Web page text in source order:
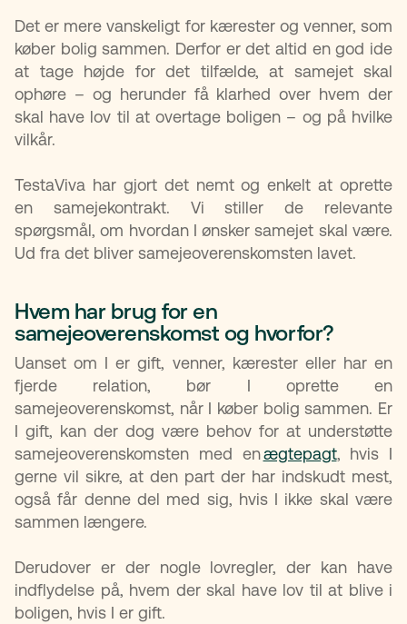
Det er mere vanskeligt for kærester og venner, som
køber bolig sammen. Derfor er det altid en god ide
at tage højde for det tilfælde, at samejet skal
ophøre – og herunder få klarhed over hvem der
skal have lov til at overtage boligen – og på hvilke
vilkår.
TestaViva har gjort det nemt og enkelt at oprette
en samejekontrakt. Vi stiller de relevante
spørgsmål, om hvordan I ønsker samejet skal være.
Ud fra det bliver samejeoverenskomsten lavet.
Hvem har brug for en
samejeoverenskomst og hvorfor?​
Uanset om I er gift, venner, kærester eller har en
fjerde relation, bør I oprette en
samejeoverenskomst, når I køber bolig sammen. Er
I gift, kan der dog være behov for at understøtte
samejeoverenskomsten med enægtepagt, hvis I
gerne vil sikre, at den part der har indskudt mest,
også får denne del med sig, hvis I ikke skal være
sammen længere.
Derudover er der nogle lovregler, der kan have
indflydelse på, hvem der skal have lov til at blive i
boligen, hvis I er gift.